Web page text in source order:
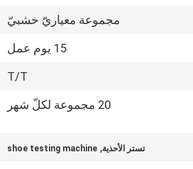
مجموعة معياريّ خشبيّ
15 يوم عمل
T/T
20 مجموعة لكلّ شهر
تستر الأحذية,
shoe testing machine